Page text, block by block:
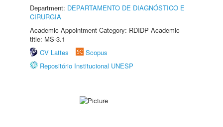
Department: DEPARTAMENTO DE DIAGNÓSTICO E
CIRURGIA
Academic Appointment Category: RDIDP Academic
title: MS-3.1
CV Lattes
Scopus
Repositório Institucional UNESP